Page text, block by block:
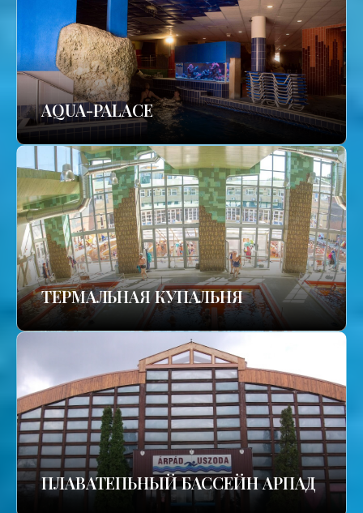
AQUA-PALACE
TЕРМАЛЬНАЯ КУПАЛЬНЯ
ПЛАВАТЕПЬНЫЙ БАССЕЙН АРПАД